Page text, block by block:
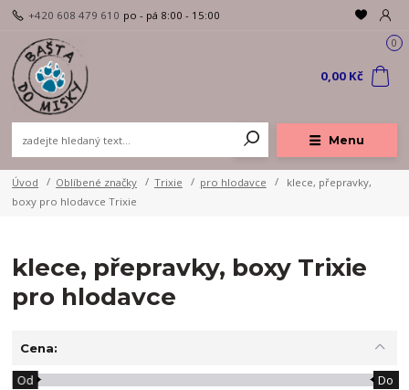
Menu
+420 608 479 610 po - pá 8:00 - 15:00
0
0,00 Kč
Úvod Oblíbené značky Trixie pro hlodavce
klece, přepravky,
boxy pro hlodavce Trixie
klece, přepravky, boxy Trixie
pro hlodavce
Cena:
Od Do